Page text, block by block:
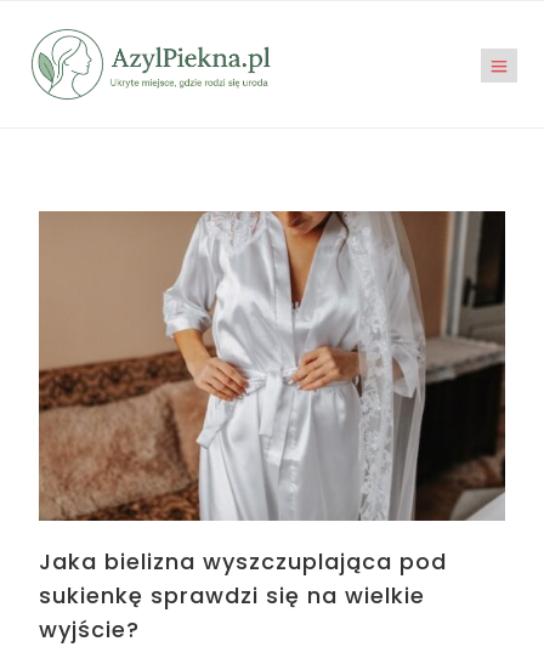
Jaka bielizna wyszczuplająca pod
sukienkę sprawdzi się na wielkie
wyjście?